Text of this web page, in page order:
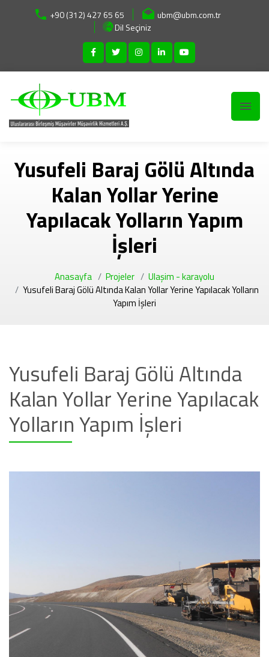
+90 (312) 427 65 65
ubm@ubm.com.tr
Dil Seçiniz
Yusufeli Baraj Gölü Altında
Kalan Yollar Yerine
Yapılacak Yolların Yapım
İşleri
Anasayfa Projeler
Ulaşim - karayolu
Yusufeli Baraj Gölü Altında Kalan Yollar Yerine Yapılacak Yolların
Yapım İşleri
Yusufeli Baraj Gölü Altında
Kalan Yollar Yerine Yapılacak
Yolların Yapım İşleri